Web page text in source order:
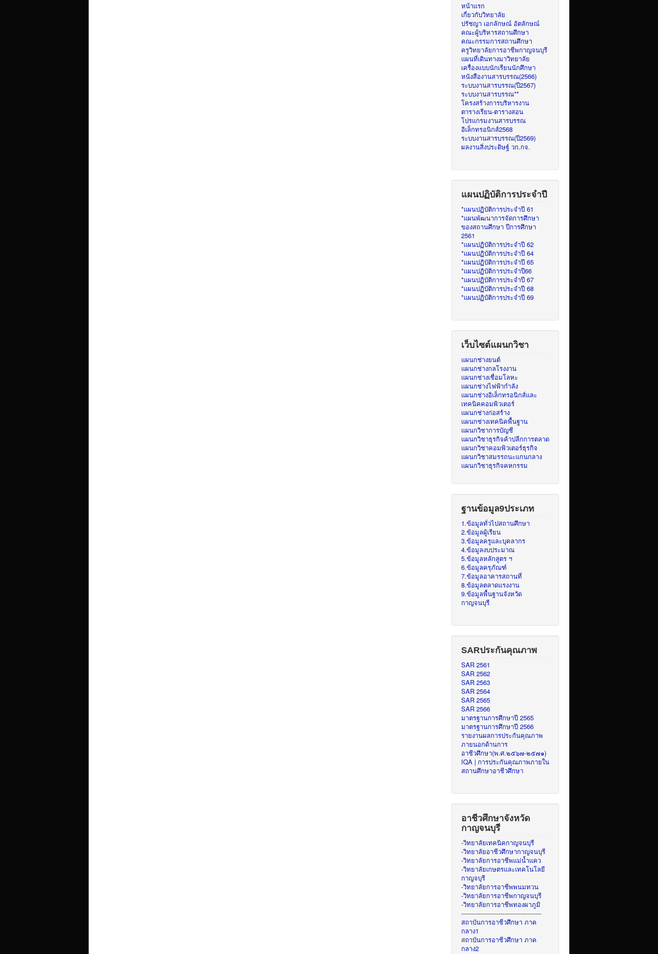
หน้าแรก
เกี่ยวกับวิทยาลัย
ปรัชญา เอกลักษณ์ อัตลักษณ์
คณะผู้บริหารสถานศึกษา
คณะกรรมการสถานศึกษา
ครูวิทยาลัยการอาชีพกาญจนบุรี
แผนที่เดินทางมาวิทยาลัย
เครื่องแบบนักเรียนนักศึกษา
หนังสืองานสารบรรณ(2566)
ระบบงานสารบรรณ(ปี2567)
ระบบงานสารบรรณ**
โครงสร้างการบริหารงาน
ตารางเรียน-ตารางสอน
โปรแกรมงานสารบรรณ
อิเล็กทรอนิกส์2568
ระบบงานสารบรรณ(ปี2569)
ผลงานสิ่งประดิษฐ์ วก.กจ.
แผนปฏิบัติการประจำปี
*แผนปฏิบัติการประจำปี 61
*แผนพัฒนาการจัดการศึกษา
ของสถานศึกษา ปีการศึกษา
2561
*แผนปฏิบัติการประจำปี 62
*แผนปฏิบัติการประจำปี 64
*แผนปฏิบัติการประจำปี 65
*แผนปฏิบัติการประจำปี66
*แผนปฏิบัติการประจำปี 67
*แผนปฏิบัติการประจำปี 68
*แผนปฏิบัติการประจำปี 69
เว็บไซต์แผนกวิชา
แผนกช่างยนต์
แผนกช่างกลโรงงาน
แผนกช่างเชื่อมโลหะ
แผนกช่างไฟฟ้ากำลัง
แผนกช่างอิเล็กทรอนิกส์และ
เทคนิคคอมพิวเตอร์
แผนกช่างก่อสร้าง
แผนกช่างเทคนิคพื้นฐาน
แผนกวิชาการบัญชี
แผนกวิชาธุรกิจค้าปลีกการตลาด
แผนกวิชาคอมพิวเตอร์ธุรกิจ
แผนกวิชาสมรรถนะแกนกลาง
แผนกวิชาธุรกิจคหกรรม
ฐานข้อมูล9ประเภท
1.ข้อมูลทั่วไปสถานศึกษา
2.ข้อมูลผู้เรียน
3.ข้อมูลครูและบุคลากร
4.ข้อมูลงบประมาณ
5.ข้อมูลหลักสูตร ฯ
6.ข้อมูลครุภัณฑ์
7.ข้อมูลอาคารสถานที่
8.ข้อมูลตลาดแรงงาน
9.ข้อมูลพื้นฐานจังหวัด
กาญจนบุรี
SARประกันคุณภาพ
SAR 2561
SAR 2562
SAR 2563
SAR 2564
SAR 2565
SAR 2566
มาตรฐานการศึกษาปี 2565
มาตรฐานการศึกษาปี 2566
รายงานผลการประกันคุณภาพ
ภายนอกด้านการ
อาชีวศึกษา(พ.ศ.๒๕๖๗-๒๕๗๑)
IQA | การประกันคุณภาพภายใน
สถานศึกษาอาชีวศึกษา
อาชีวศึกษาจังหวัด
กาญจนบุรี
-วิทยาลัยเทคนิคกาญจนบุรี
-วิทยาลัยอาชีวศึกษากาญจนบุรี
-วิทยาลัยการอาชีพแม่น้ำแคว
-วิทยาลัยเกษตรและเทคโนโลยี
กาญจบุรี
-วิทยาลัยการอาชีพพนมทวน
-วิทยาลัยการอาชีพกาญจนบุรี
-วิทยาลัยการอาชีพทองผาภูมิ
-----------------------------------------
สถาบันการอาชีวศึกษา ภาค
กลาง1
สถาบันการอาชีวศึกษา ภาค
กลาง2